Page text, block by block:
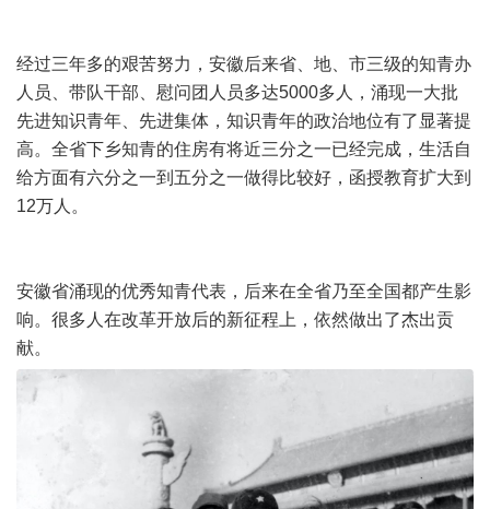
经过三年多的艰苦努力，安徽后来省、地、市三级的知青办
人员、带队干部、慰问团人员多达5000多人，涌现一大批
先进知识青年、先进集体，知识青年的政治地位有了显著提
高。全省下乡知青的住房有将近三分之一已经完成，生活自
给方面有六分之一到五分之一做得比较好，函授教育扩大到
12万人。
安徽省涌现的优秀知青代表，后来在全省乃至全国都产生影
响。很多人在改革开放后的新征程上，依然做出了杰出贡
献。